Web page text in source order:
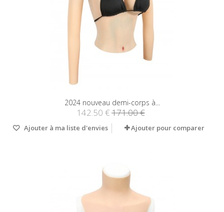
2024 nouveau demi-corps à...
142.50 €171.00 €
Ajouter à ma liste d'envies Ajouter pour comparer